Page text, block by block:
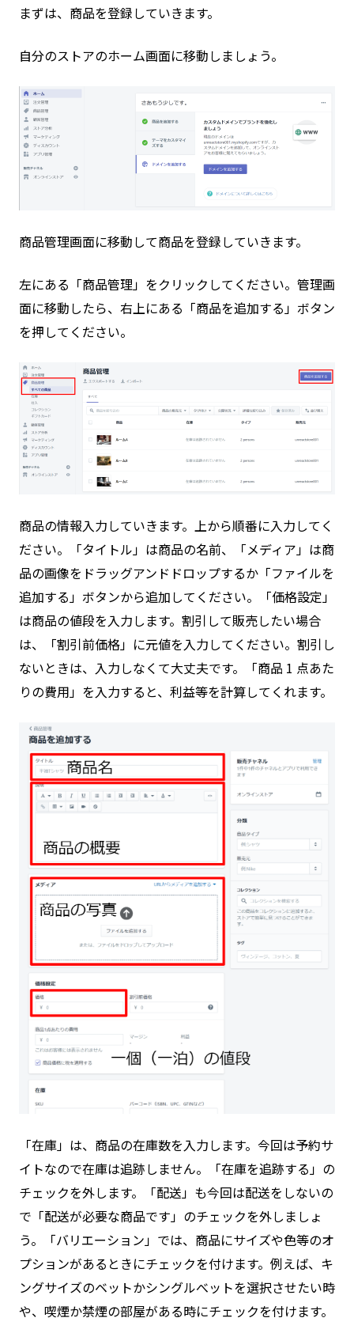
まずは、商品を登録していきます。
自分のストアのホーム画面に移動しましょう。
商品管理画面に移動して商品を登録していきます。
左にある「商品管理」をクリックしてください。管理画
面に移動したら、右上にある「商品を追加する」ボタン
を押してください。
商品の情報入力していきます。上から順番に入力してく
ださい。「タイトル」は商品の名前、「メディア」は商
品の画像をドラッグアンドドロップするか「ファイルを
追加する」ボタンから追加してください。「価格設定」
は商品の値段を入力します。割引して販売したい場合
は、「割引前価格」に元値を入力してください。割引し
ないときは、入力しなくて大丈夫です。「商品 1 点あた
りの費用」を入力すると、利益等を計算してくれます。
「在庫」は、商品の在庫数を入力します。今回は予約サ
イトなので在庫は追跡しません。「在庫を追跡する」の
チェックを外します。「配送」も今回は配送をしないの
で「配送が必要な商品です」のチェックを外しましょ
う。「バリエーション」では、商品にサイズや色等のオ
プションがあるときにチェックを付けます。例えば、キ
ングサイズのベットかシングルべットを選択させたい時
や、喫煙か禁煙の部屋がある時にチェックを付けます。